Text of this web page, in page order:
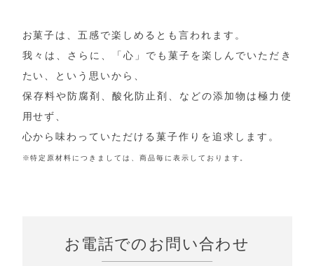
お菓子は、五感で楽しめるとも言われます。
我々は、さらに、「心」でも菓子を楽しんでいただき
たい、という思いから、
保存料や防腐剤、酸化防止剤、などの添加物は極力使
用せず、
心から味わっていただける菓子作りを追求します。
※特定原材料につきましては、商品毎に表示しております。
お電話でのお問い合わせ